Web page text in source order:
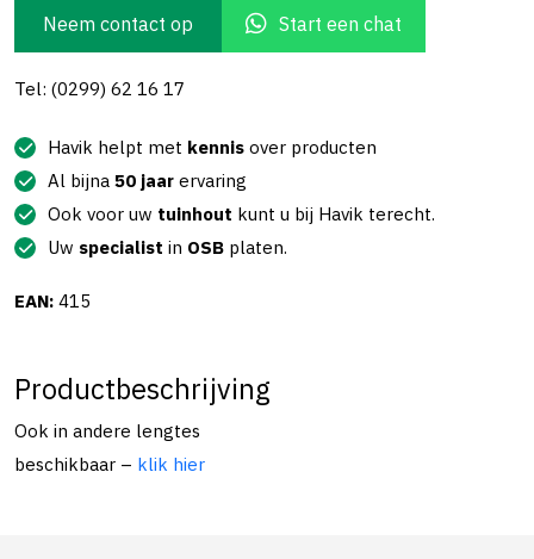
Neem contact op Start een chat
Tel: (0299) 62 16 17
Havik helpt met kennis over producten
Al bijna 50 jaar ervaring
Ook voor uw tuinhout kunt u bij Havik terecht.
Uw specialist in OSB platen.
EAN: 415
Productbeschrijving
Ook in andere lengtes
beschikbaar – klik hier